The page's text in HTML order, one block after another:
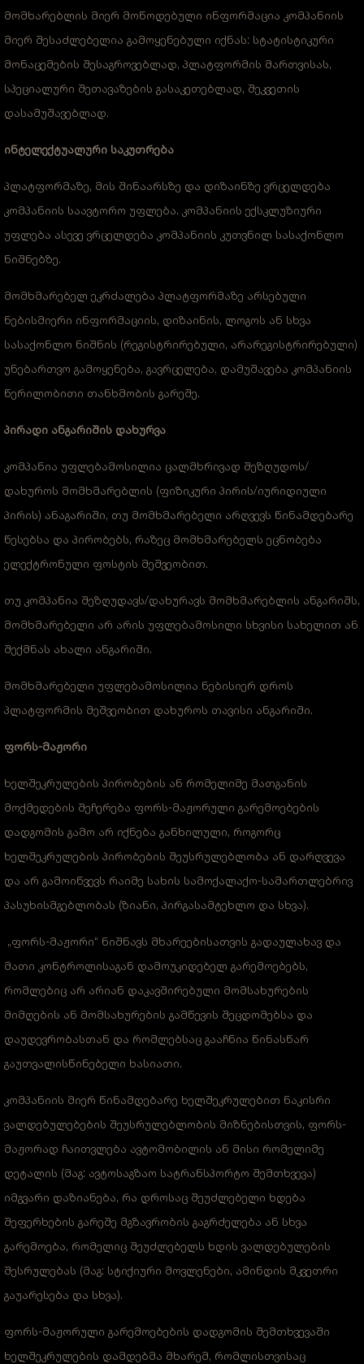
მომხარებლის მიერ მოწოდებული ინფორმაცია კომპანიის
მიერ შესაძლებელია გამოყენებული იქნას: სტატისტიკური
მონაცემების შესაგროვებლად, პლატფორმის მართვისას,
სპეციალური შეთავაზების გასაკეთებლად, შეკვეთის
დასამუშავებლად.
ინტელექტუალური საკუთრება
პლატფორმაზე, მის შინაარსზე და დიზაინზე ვრცელდება
კომპანიის საავტორო უფლება. კომპანიის ექსკლუზიური
უფლება ასევე ვრცელდება კომპანიის კუთვნილ სასაქონლო
ნიშნებზე.
მომხმარებელ ეკრძალება პლატფორმაზე არსებული
ნებისმიერი ინფორმაციის, დიზაინის, ლოგოს ან სხვა
სასაქონლო ნიშნის (რეგისტრირებული, არარეგისტრირებული)
უნებართვო გამოყენება, გავრცელება, დამუშავება კომპანიის
წერილობითი თანხმობის გარეშე.
პირადი ანგარიშის დახურვა
კომპანია უფლებამოსილია ცალმხრივად შეზღუდოს/
დახუროს მომხმარებლის (ფიზიკური პირის/იურიდიული
პირის) ანაგარიში, თუ მომხმარებელი არღვევს წინამდებარე
წესებსა და პირობებს, რაზეც მომხმარებელს ეცნობება
ელექტრონული ფოსტის მეშვეობით.
თუ კომპანია შეზღუდავს/დახურავს მომხმარებლის ანგარიშს,
მომხმარებელი არ არის უფლებამოსილი სხვისი სახელით ან
შექმნას ახალი ანგარიში.
მომხმარებელი უფლებამოსილია ნებისიერ დროს
პლატფორმის მეშვეობით დახუროს თავისი ანგარიში.
ფორს-მაჟორი
ხელშეკრულების პირობების ან რომელიმე მათგანის
მოქმედების შეჩერება ფორს-მაჟორული გარემოებების
დადგომის გამო არ იქნება განხილული, როგორც
ხელშეკრულების პირობების შეუსრულებლობა ან დარღვევა
და არ გამოიწვევს რაიმე სახის სამოქალაქო-სამართლებრივ
პასუხისმგებლობას (ზიანი, პირგასამტეხლო და სხვა).
„ფორს-მაჟორი“ ნიშნავს მხარეებისათვის გადაულახავ და
მათი კონტროლისაგან დამოუკიდებელ გარემოებებს,
რომლებიც არ არიან დაკავშირებული მომსახურების
მიმღების ან მომსახურების გამწევის შეცდომებსა და
დაუდევრობასთან და რომლებსაც გააჩნია წინასწარ
გაუთვალისწინებელი ხასიათი.
კომპანიის მიერ წინამდებარე ხელშეკრულებით ნაკისრი
ვალდებულებების შეუსრულებლობის მიზნებისთვის, ფორს-
მაჟორად ჩაითვლება ავტომობილის ან მისი რომელიმე
დეტალის (მაგ: ავტოსაგზაო სატრანსპორტო შემთხვევა)
იმგვარი დაზიანება, რა დროსაც შეუძლებელი ხდება
შეფერხების გარეშე მგზავრობის გაგრძელება ან სხვა
გარემოება, რომელიც შეუძლებელს ხდის ვალდებულების
შესრულებას (მაგ: სტიქიური მოვლენები, ამინდის მკვეთრი
გაუარესება და სხვა).
ფორს-მაჟორული გარემოებების დადგომის შემთხვევაში
ხელშეკრულების დამდებმა მხარემ, რომლისთვისაც